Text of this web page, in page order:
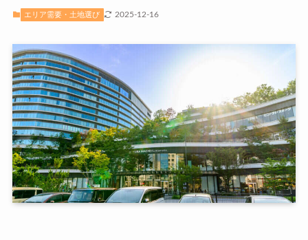
エリア需要・土地選び 2025-12-16